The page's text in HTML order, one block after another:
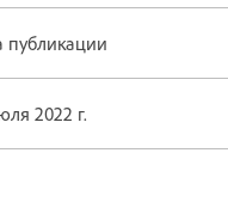
публикации
2022 г.